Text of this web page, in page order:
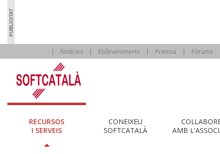
Notícies Esdeveniments Premsa Fòrums
RECURSOS
I SERVEIS
CONEIXEU
SOFTCATALÀ
AMB